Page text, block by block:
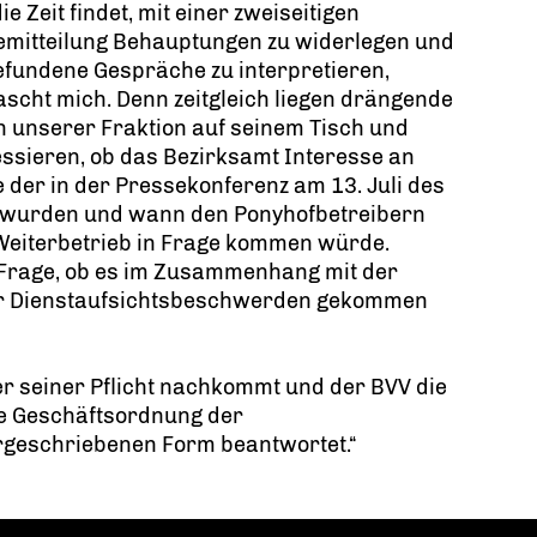
Zeit findet, mit einer zweiseitigen
Behauptungen zu widerlegen und
Gespräche zu interpretieren,
mich. Denn zeitgleich liegen drängende
unserer Fraktion auf seinem Tisch und
ob das Bezirksamt Interesse an
in der Pressekonferenz am 13. Juli des
und wann den Ponyhofbetreibern
in Frage kommen würde.
ob es im Zusammenhang mit der
gekommen
seiner Pflicht nachkommt und der BVV die
Geschäftsordnung der
Form beantwortet.“